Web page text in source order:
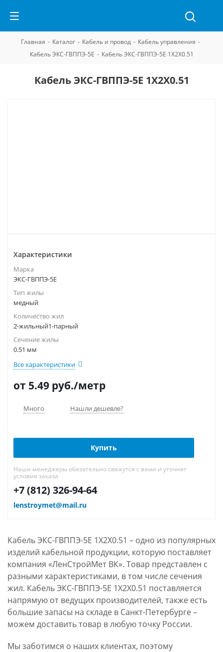
Главная - Каталог - Кабель и провод - Кабель управления -
Кабель ЭКС-ГВППЭ-5Е - Кабель ЭКС-ГВППЭ-5Е 1Х2Х0.51
Кабель ЭКС-ГВППЭ-5Е 1Х2Х0.51
Характеристики
Марка
ЭКС-ГВППЭ-5Е
Тип жилы
медный
Количество жил
2-жильный1-парный
Сечение жилы
0.51 мм
Все характеристики
от 5.49 руб./метр
Много Нашли дешевле?
Купить
Наши менеджеры обязательно свяжутся с вами и уточнят
условия заказа
+7 (812) 326-94-64
lenstroymet@mail.ru
Кабель ЭКС-ГВППЭ-5Е 1Х2Х0.51 – одно из популярных
изделий кабельной продукции, которую поставляет
компания «ЛенСтройМет ВК». Товар представлен с
разными характеристиками, в том числе сечения
жил. Кабель ЭКС-ГВППЭ-5Е 1Х2Х0.51 поставляется
напрямую от ведущих производителей, также есть
большие запасы на складе в Санкт-Петербурге –
можем доставить товар в любую точку России.
Мы заботимся о наших клиентах, поэтому